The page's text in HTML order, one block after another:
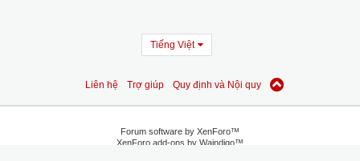
Tiếng Việt
Liên hệ Trợ giúp Quy định và Nội quy
Forum software by XenForo™
XenForo add-ons by Waindigo™